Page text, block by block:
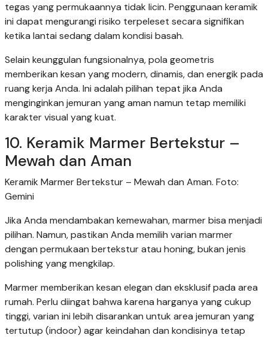
tegas yang permukaannya tidak licin. Penggunaan keramik
ini dapat mengurangi risiko terpeleset secara signifikan
ketika lantai sedang dalam kondisi basah.
Selain keunggulan fungsionalnya, pola geometris
memberikan kesan yang modern, dinamis, dan energik pada
ruang kerja Anda. Ini adalah pilihan tepat jika Anda
menginginkan jemuran yang aman namun tetap memiliki
karakter visual yang kuat.
10. Keramik Marmer Bertekstur –
Mewah dan Aman
Keramik Marmer Bertekstur – Mewah dan Aman. Foto:
Gemini
Jika Anda mendambakan kemewahan, marmer bisa menjadi
pilihan. Namun, pastikan Anda memilih varian marmer
dengan permukaan bertekstur atau honing, bukan jenis
polishing yang mengkilap.
Marmer memberikan kesan elegan dan eksklusif pada area
rumah. Perlu diingat bahwa karena harganya yang cukup
tinggi, varian ini lebih disarankan untuk area jemuran yang
tertutup (indoor) agar keindahan dan kondisinya tetap